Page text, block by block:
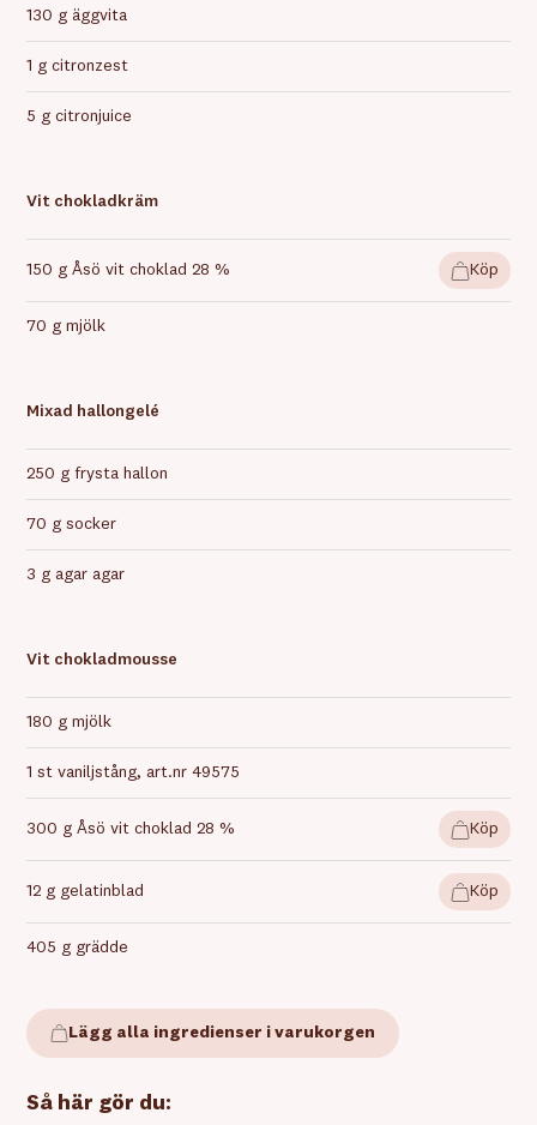
130 g äggvita
1 g citronzest
5 g citronjuice
Vit chokladkräm
150 g Åsö vit choklad 28 % Köp
70 g mjölk
Mixad hallongelé
250 g frysta hallon
70 g socker
3 g agar agar
Vit chokladmousse
180 g mjölk
1 st vaniljstång, art.nr 49575
300 g Åsö vit choklad 28 % Köp
12 g gelatinblad Köp
405 g grädde
Lägg alla ingredienser i varukorgen
Så här gör du: